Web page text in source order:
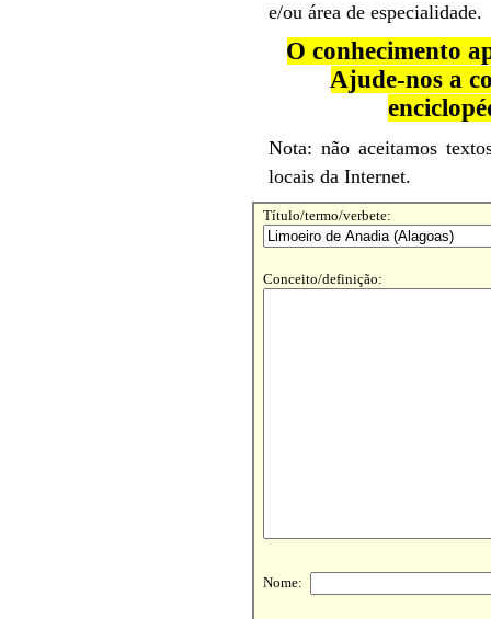
e/ou área de especialidade.
O conhecimento
Ajude-nos a
Nota: não aceitamos
locais da Internet.
Título/termo/verbete:
Conceito/definição:
Nome: